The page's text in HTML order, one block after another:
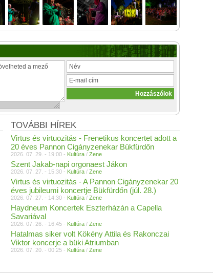
TOVÁBBI HÍREK
Virtus és virtuozitás - Frenetikus koncertet adott a
20 éves Pannon Cigányzenekar Bükfürdőn
2026. 07. 29. - 19:00 - Kultúra / Zene
Szent Jakab-napi orgonaest Jákon
2026. 07. 27. - 15:30 - Kultúra / Zene
Virtus és virtuozitás - A Pannon Cigányzenekar 20
éves jubileumi koncertje Bükfürdőn (júl. 28.)
2026. 07. 27. - 14:30 - Kultúra / Zene
Haydneum Koncertek Eszterházán a Capella
Savariával
2026. 07. 26. - 16:45 - Kultúra / Zene
Hatalmas siker volt Kökény Attila és Rakonczai
Viktor koncerje a büki Atriumban
2026. 07. 20. - 00:25 - Kultúra / Zene